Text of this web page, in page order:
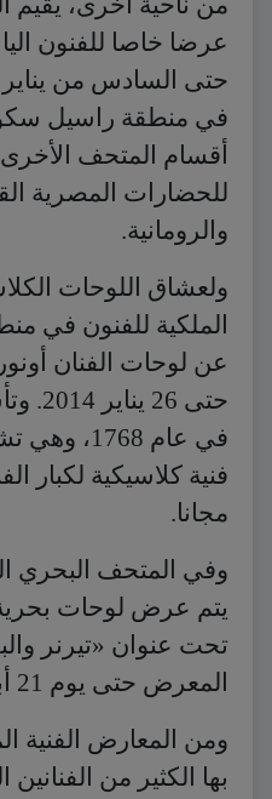
عرضا خاصا للفنون
في منطقة راسيل
أقسام المتحف
للحضارات المصرية
والرومانية.
ولعشاق اللوحات
الملكية للفنون في
عن لوحات الفنان
حتى
في عام
فنية كلاسيكية لكبار
مجانا.
وفي المتحف البحري
يتم عرض لوحات بحرية
تحت عنوان «تيرنر
المعرض حتى يوم 21 أبريل (نيسان) 2014.
ومن المعارض الفنية
بها الكثير من الفنانين